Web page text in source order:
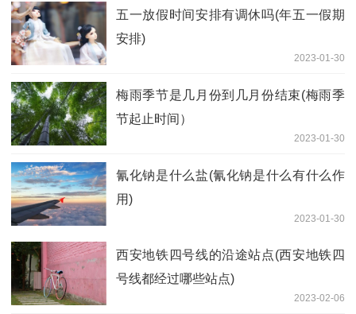
五一放假时间安排有调休吗(年五一假期
安排)
2023-01-30
梅雨季节是几月份到几月份结束(梅雨季
节起止时间）
2023-01-30
氰化钠是什么盐(氰化钠是什么有什么作
用)
2023-01-30
西安地铁四号线的沿途站点(西安地铁四
号线都经过哪些站点)
2023-02-06